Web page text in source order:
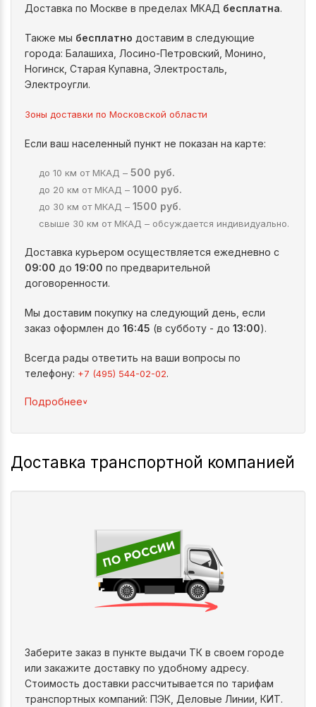
Доставка по Москве в пределах МКАД бесплатна.
Также мы бесплатно доставим в следующие
города: Балашиха, Лосино-Петровский, Монино,
Ногинск, Старая Купавна, Электросталь,
Электроугли.
Зоны доставки по Московской области
Если ваш населенный пункт не показан на карте:
до 10 км от МКАД – 500 руб.
до 20 км от МКАД – 1000 руб.
до 30 км от МКАД – 1500 руб.
свыше 30 км от МКАД – обсуждается индивидуально.
Доставка курьером осуществляется ежедневно с
09:00 до 19:00 по предварительной
договоренности.
Мы доставим покупку на следующий день, если
заказ оформлен до 16:45 (в субботу - до 13:00).
Всегда рады ответить на ваши вопросы по
телефону: +7 (495) 544-02-02.
Подробнее^
Доставка транспортной компанией
Заберите заказ в пункте выдачи ТК в своем городе
или закажите доставку по удобному адресу.
Стоимость доставки рассчитывается по тарифам
транспортных компаний: ПЭК, Деловые Линии, КИТ.